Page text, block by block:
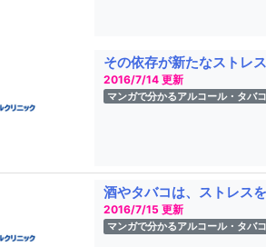
その依存が新たなストレ
2016/7/14 更新
マンガで分かるアルコール・タバ
酒やタバコは、ストレス
2016/7/15 更新
マンガで分かるアルコール・タバ